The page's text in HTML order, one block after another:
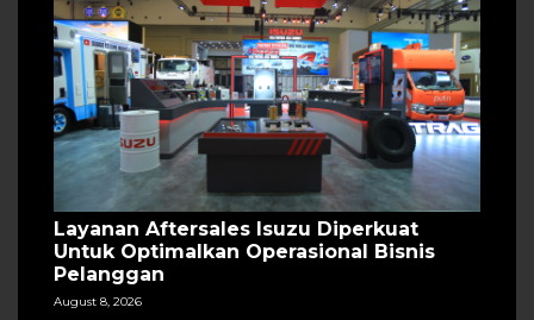
Layanan Aftersales Isuzu Diperkuat
Untuk Optimalkan Operasional Bisnis
Pelanggan
August 8, 2026